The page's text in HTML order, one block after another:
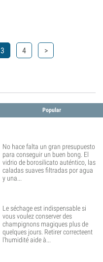
3 4 >
Popular
No hace falta un gran presupuesto
para conseguir un buen bong. El
vidrio de borosilicato auténtico, las
caladas suaves filtradas por agua
y una...
Le séchage est indispensable si
vous voulez conserver des
champignons magiques plus de
quelques jours. Retirer correcteent
l'humidité aide à...